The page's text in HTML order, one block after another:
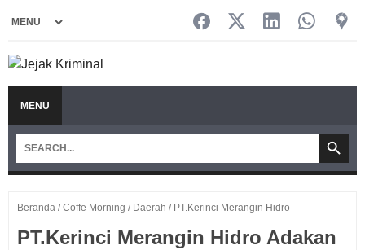
MENU
Beranda /Coffe Morning / Daerah / PT.Kerinci Merangin Hidro
PT.Kerinci Merangin Hidro Adakan